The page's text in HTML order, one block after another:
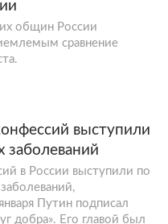
общин России
сравнение
выступили
в России выступили по
Путин подписал
добра». Его главой был